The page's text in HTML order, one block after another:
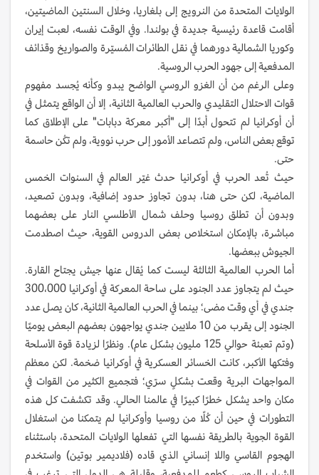
الولايات المتحدة من النرويج إلى بلغاريا، وخلال السنتين الماضيتين،
أقامت قاعدة رئيسية جديدة في بولندا. وفي الوقت نفسه، لعبت إيران
وكوريا الشمالية دورهما في نقل الطائرات المُسيّرة والصواريخ وقذائف
المدفعية إلى جهود الحرب الروسية.
وعلى الرغم من أن الغزو الروسي الواضح يبدو وكأنه يُجسد مفهوم
قوات الاحتلال التقليدي والحرب العالمية الثانية، إلا أن الواقع يتمثل في
أن أوكرانيا لم تتحول أبدًا إلى "أكبر معركة دبابات" على الإطلاق كما
توقع بعض الناس، ولم تتصاعد الأمور إلى حرب نووية، ولم تكُن حاسمة
حتى.
حيث تُعد الحرب في أوكرانيا حدث غيّر العالم في السنوات الخمس
الماضية، لكن حتى هنا، بدون تجاوز حدود إضافية، وبدون تصعيد،
وبدون أن تطلق روسيا وحلف شمال الأطلسي النار على بعضهما
مباشرة، بالإمكان استخلاص بعض الدروس القوية، حيث اصطدمت
الجيوش ببعضها.
أما الحرب العالمية الثالثة ليست كما يُقال عنها جيش يجتاح القارة.
حيث لم يتجاوز عدد الجنود على ساحة المعركة في أوكرانيا 300،000
جندي في أي وقت مضى؛ بينما في الحرب العالمية الثانية، كان يصل عدد
الجنود إلى يقرب من 10 ملايين جندي يواجهون بعضهم البعض يوميًا
(وتم تعبئة حوالي 125 مليون بشكل عام). ونظرًا لزيادة قوة الأسلحة
وفتكها الأكبر، كانت الخسائر العسكرية في أوكرانيا ضخمة. لكن معظم
المواجهات البرية وقعت بشكلٍ سرّي؛ فتجميع الكثير من القوات في
مكان واحد يشكل خطرًا كبيرًا في عالمنا الحالي. وقد تكشفت كل هذه
التطورات في حين أن كُلًا من روسيا وأوكرانيا لم يتمكنا من استغلال
القوة الجوية بالطريقة نفسها التي تفعلها الولايات المتحدة، باستثناء
الهجوم القاسي واللا إنساني الذي قاده (فلاديمير بوتين) واستخدم